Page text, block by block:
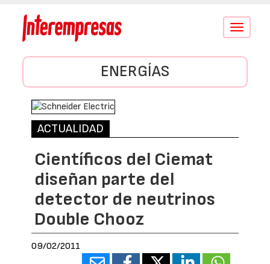
Conmutar
ENERGÍAS
ACTUALIDAD
Científicos del Ciemat
diseñan parte del
detector de neutrinos
Double Chooz
09/02/2011